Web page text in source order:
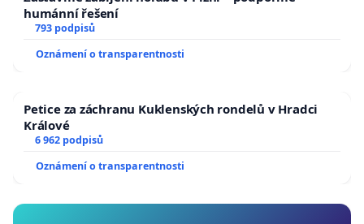
humánní řešení
793 podpisů
Oznámení o transparentnosti
Petice za záchranu Kuklenských rondelů v Hradci
Králové
6 962 podpisů
Oznámení o transparentnosti